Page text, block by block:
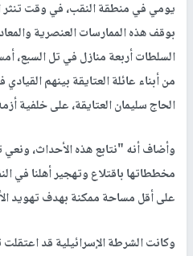
يومي في منطقة النقب، في وقت تنثر
بوقف هذه الممارسات العنصرية
السلطات أربعة منازل في تل السبع،
من أبناء عائلة العتايقة بينهم
الحاج سليمان العتايقة، على خلفية
وأضاف أنه "نتابع هذه الأحداث، ونعي
مخططاتها باقتلاع وتهجير أهلنا في
على أقل مساحة ممكنة بهدف تهويد
وكانت الشرطة الإسرائيلية قد اعتقلت